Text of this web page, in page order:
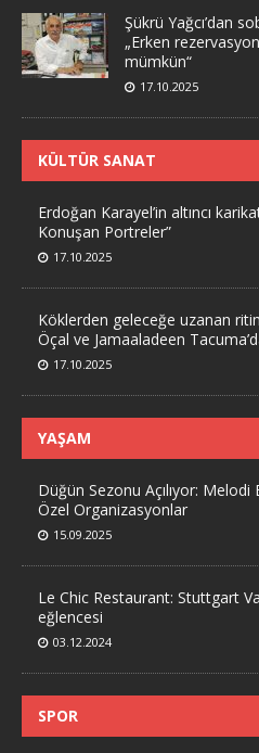
Şükrü Yağcı’dan
„Erken
mümkün“
17.10.2025
KÜLTÜR SANAT
Erdoğan Karayel’in altıncı
Konuşan Portreler”
17.10.2025
Köklerden geleceğe uzanan
Öçal ve Jamaaladeen
17.10.2025
YAŞAM
Düğün Sezonu Açılıyor: Melodi
Özel Organizasyonlar
15.09.2025
Le Chic Restaurant: Stuttgart
eğlencesi
03.12.2024
SPOR